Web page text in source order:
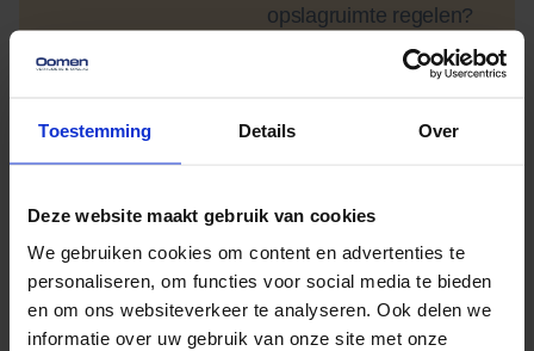
Toestemming Details Over
Deze website maakt gebruik van cookies
We gebruiken cookies om content en advertenties te
personaliseren, om functies voor social media te bieden
en om ons websiteverkeer te analyseren. Ook delen we
informatie over uw gebruik van onze site met onze
opslagruimte regelen?
Vraag vrijblijvend een
beste oplossing voor
verhuisservice